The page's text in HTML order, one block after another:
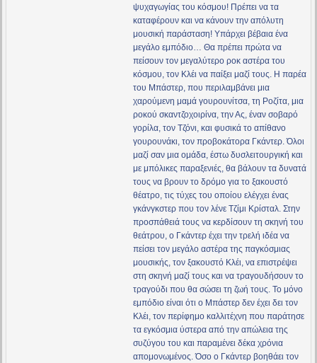
ψυχαγωγίας του κόσμου! Πρέπει να τα
καταφέρουν και να κάνουν την απόλυτη
μουσική παράσταση! Υπάρχει βέβαια ένα
μεγάλο εμπόδιο… Θα πρέπει πρώτα να
πείσουν τον μεγαλύτερο ροκ αστέρα του
κόσμου, τον Κλέι να παίξει μαζί τους. Η παρέα
του Μπάστερ, που περιλαμβάνει μια
χαρούμενη μαμά γουρουνίτσα, τη Ροζίτα, μια
ροκού σκαντζοχοιρίνα, την Ας, έναν σοβαρό
γορίλα, τον Τζόνι, και φυσικά το απίθανο
γουρουνάκι, τον προβοκάτορα Γκάντερ. Όλοι
μαζί σαν μια ομάδα, έστω δυσλειτουργική και
με μπόλικες παραξενιές, θα βάλουν τα δυνατά
τους να βρουν το δρόμο για το ξακουστό
θέατρο, τις τύχες του οποίου ελέγχει ένας
γκάνγκστερ που τον λένε Τζίμι Κρίσταλ. Στην
προσπάθειά τους να κερδίσουν τη σκηνή του
θεάτρου, ο Γκάντερ έχει την τρελή ιδέα να
πείσει τον μεγάλο αστέρα της παγκόσμιας
μουσικής, τον ξακουστό Κλέι, να επιστρέψει
στη σκηνή μαζί τους και να τραγουδήσουν το
τραγούδι που θα σώσει τη ζωή τους. Το μόνο
εμπόδιο είναι ότι ο Μπάστερ δεν έχει δει τον
Κλέι, τον περίφημο καλλιτέχνη που παράτησε
τα εγκόσμια ύστερα από την απώλεια της
συζύγου του και παραμένει δέκα χρόνια
απομονωμένος. Όσο ο Γκάντερ βοηθάει τον